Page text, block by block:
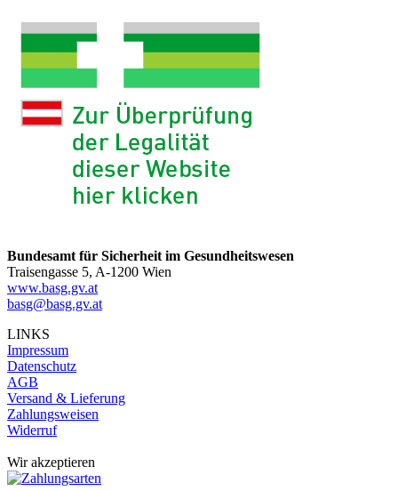
Bundesamt für Sicherheit im Gesundheitswesen
Traisengasse 5, A-1200 Wien
www.basg.gv.at
basg@basg.gv.at
LINKS
Impressum
Datenschutz
AGB
Versand & Lieferung
Zahlungsweisen
Widerruf
Wir akzeptieren